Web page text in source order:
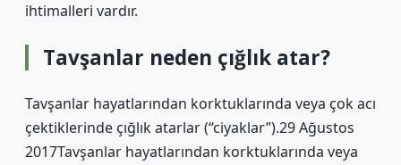
ihtimalleri vardır.
Tavşanlar neden çığlık atar?
Tavşanlar hayatlarından korktuklarında veya çok acı
çektiklerinde çığlık atarlar (“ciyaklar”).29 Ağustos
2017Tavşanlar hayatlarından korktuklarında veya